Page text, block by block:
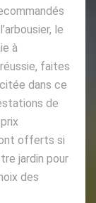
le
à
faites
dans ce
de
offerts si
jardin pour
des